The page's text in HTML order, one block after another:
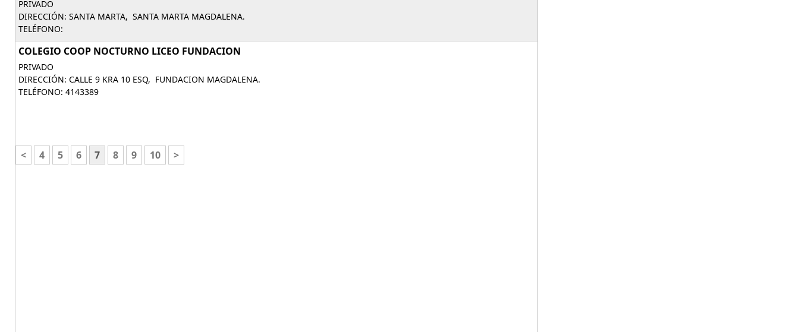
PRIVADO
DIRECCIÓN: SANTA MARTA, SANTA MARTA MAGDALENA.
TELÉFONO:
COLEGIO COOP NOCTURNO LICEO FUNDACION
PRIVADO
DIRECCIÓN: CALLE 9 KRA 10 ESQ, FUNDACION MAGDALENA.
TELÉFONO: 4143389
< 4 5 6 7 8 9 10 >